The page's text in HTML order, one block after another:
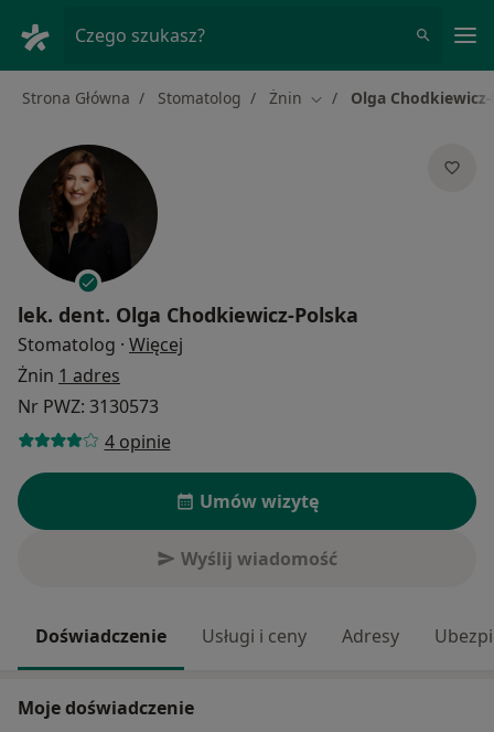
Czego szukasz?
Strona Główna Stomatolog Żnin Zmień miasto
Olga
lek. dent. Olga Chodkiewicz-Polska
Stomatolog · Więcej
Żnin 1 adres
Nr PWZ: 3130573
4 opinie
Umów wizytę
Wyślij wiadomość
Doświadczenie Usługi i ceny Adresy
Moje doświadczenie